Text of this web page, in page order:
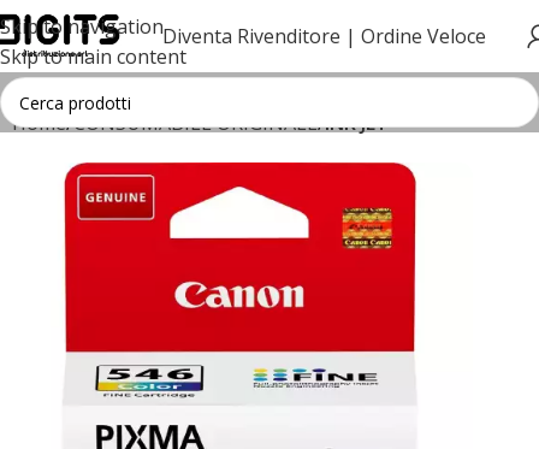
Skip to navigation
Skip to main content
Diventa Rivenditore | Ordine Veloce
Home CONSUMABILE ORIGINALE INK JET